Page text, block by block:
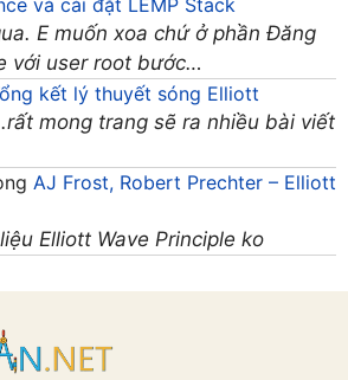
E muốn xoa chứ ở phần Đăng
với user root bước…
kết lý thuyết sóng Elliott
mong trang sẽ ra nhiều bài viết
AJ Frost, Robert Prechter – Elliott
Elliott Wave Principle ko